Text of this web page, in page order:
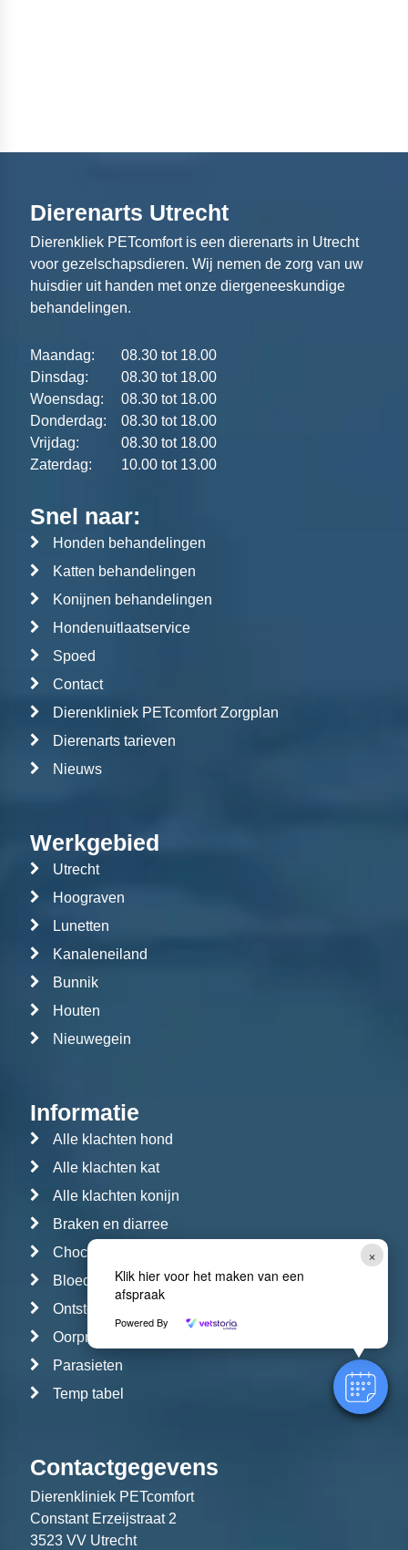
Dierenarts Utrecht
Dierenkliek PETcomfort is een dierenarts in Utrecht
voor gezelschapsdieren. Wij nemen de zorg van uw
huisdier uit handen met onze diergeneeskundige
behandelingen.
Maandag:
08.30 tot 18.00
Dinsdag:
08.30 tot 18.00
Woensdag:
08.30 tot 18.00
Donderdag:
08.30 tot 18.00
Vrijdag:
08.30 tot 18.00
Zaterdag:
10.00 tot 13.00
Snel naar:
Honden behandelingen
Katten behandelingen
Konijnen behandelingen
Hondenuitlaatservice
Spoed
Contact
Dierenkliniek PETcomfort Zorgplan
Dierenarts tarieven
Nieuws
Werkgebied
Utrecht
Hoograven
Lunetten
Kanaleneiland
Bunnik
Houten
Nieuwegein
Informatie
Alle klachten hond
Alle klachten kat
Alle klachten konijn
Braken en diarree
Chocolade en dieren
Bloed- en urineonderzoek
Ontstoken ogen
Oorproblemen
Parasieten
Temp tabel
Contactgegevens
Dierenkliniek PETcomfort
Constant Erzeijstraat 2
3523 VV Utrecht
×
Klik hier voor het maken van een
afspraak
Powered By